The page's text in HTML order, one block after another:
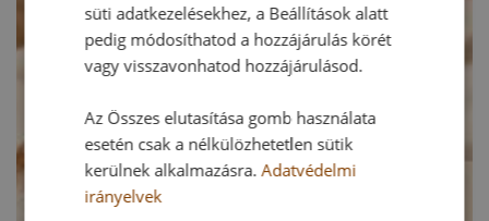
süti adatkezelésekhez, a Beállítások alatt
pedig módosíthatod a hozzájárulás körét
vagy visszavonhatod hozzájárulásod.
Az Összes elutasítása gomb használata
esetén csak a nélkülözhetetlen sütik
kerülnek alkalmazásra.Adatvédelmi
irányelvek